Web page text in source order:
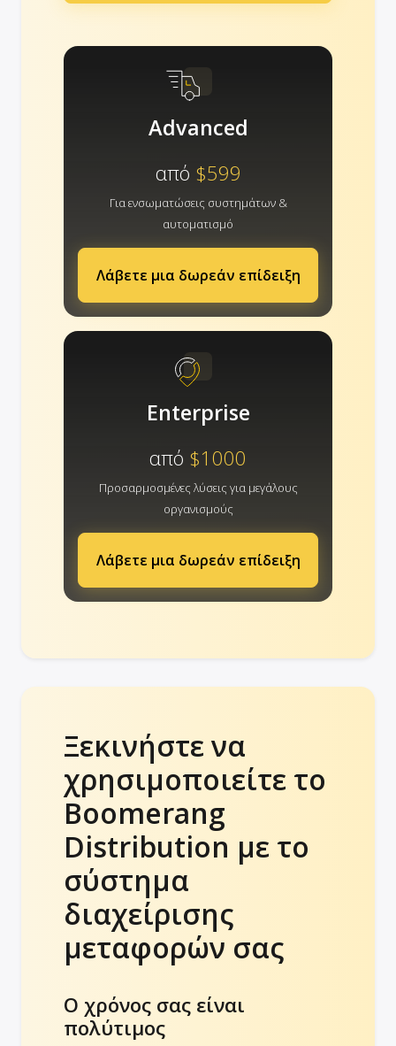
Advanced
από $599
Για ενσωματώσεις συστημάτων &
αυτοματισμό
Λάβετε μια δωρεάν επίδειξη
Enterprise
από $1000
Προσαρμοσμένες λύσεις για μεγάλους
οργανισμούς
Λάβετε μια δωρεάν επίδειξη
Ξεκινήστε να
χρησιμοποιείτε το
Boomerang
Distribution με το
σύστημα
διαχείρισης
μεταφορών σας
Ο χρόνος σας είναι
πολύτιμος